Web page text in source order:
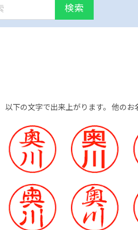
検索
以下の文字で出来上がります。 他のお